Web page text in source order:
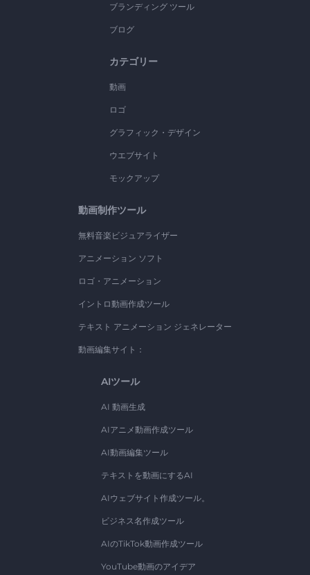
ブランディング ツール
ブログ
カテゴリー
動画
ロゴ
グラフィック・デザイン
ウエブサイト
モックアップ
動画制作ツール
無料音楽ビジュアライザー
アニメーション ソフト
ロゴ・アニメーション
イントロ動画作成ツール
テキスト アニメーション ジェネレーター
動画編集サイト：
AIツール
AI 動画生成
AIアニメ動画作成ツール
AI動画編集ツール
テキストを動画にするAI
AIウェブサイト作成ツール。
ビジネス名作成ツール
AIのTikTok動画作成ツール
YouTube動画のアイデア